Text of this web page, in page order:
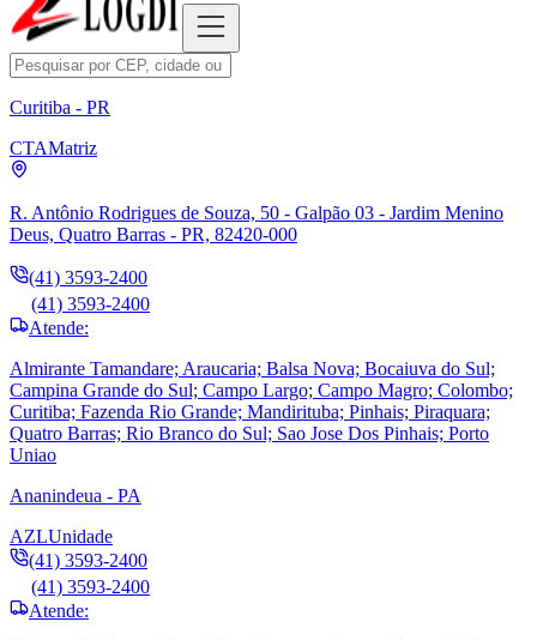
Curitiba - PR
CTAMatriz
R. Antônio Rodrigues de Souza, 50 - Galpão 03 - Jardim Menino
Deus, Quatro Barras - PR, 82420-000
(41) 3593-2400
(41) 3593-2400
Atende:
Almirante Tamandare; Araucaria; Balsa Nova; Bocaiuva do Sul;
Campina Grande do Sul; Campo Largo; Campo Magro; Colombo;
Curitiba; Fazenda Rio Grande; Mandirituba; Pinhais; Piraquara;
Quatro Barras; Rio Branco do Sul; Sao Jose Dos Pinhais; Porto
Uniao
Ananindeua - PA
AZLUnidade
(41) 3593-2400
(41) 3593-2400
Atende: